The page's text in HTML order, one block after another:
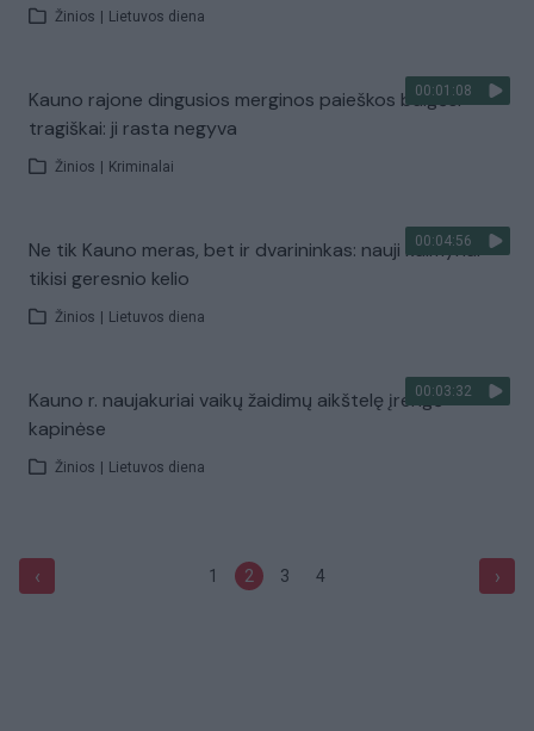
Žinios Lietuvos diena
00:01:08
Kauno rajone dingusios merginos paieškos baigėsi
tragiškai: ji rasta negyva
Žinios Kriminalai
00:04:56
Ne tik Kauno meras, bet ir dvarininkas: nauji kaimynai
tikisi geresnio kelio
Žinios Lietuvos diena
00:03:32
Kauno r. naujakuriai vaikų žaidimų aikštelę įrengė
kapinėse
Žinios Lietuvos diena
‹ 1 2 3 4 ›